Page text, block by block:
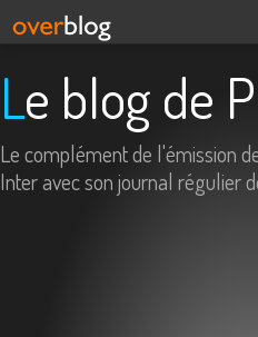
Le blog de
Le complément de l'émission
Inter avec son journal régulier